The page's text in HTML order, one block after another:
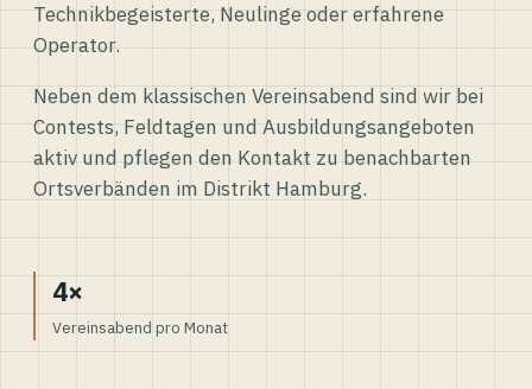
Technikbegeisterte, Neulinge oder erfahrene
Operator.
Neben dem klassischen Vereinsabend sind wir bei
Contests, Feldtagen und Ausbildungsangeboten
aktiv und pflegen den Kontakt zu benachbarten
Ortsverbänden im Distrikt Hamburg.
4×
Vereinsabend pro Monat